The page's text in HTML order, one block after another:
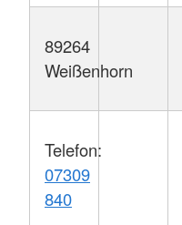
89264
Weißenhorn
Telefon:
07309
840